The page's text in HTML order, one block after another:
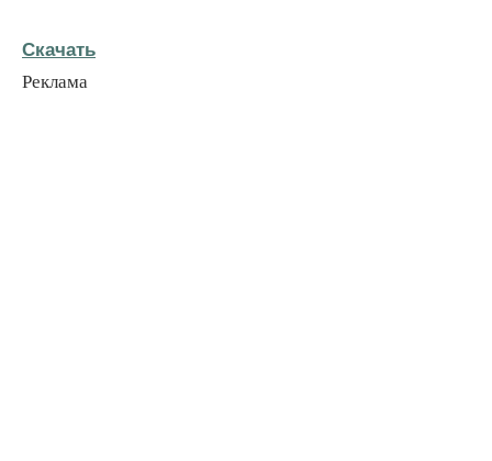
Скачать
Реклама